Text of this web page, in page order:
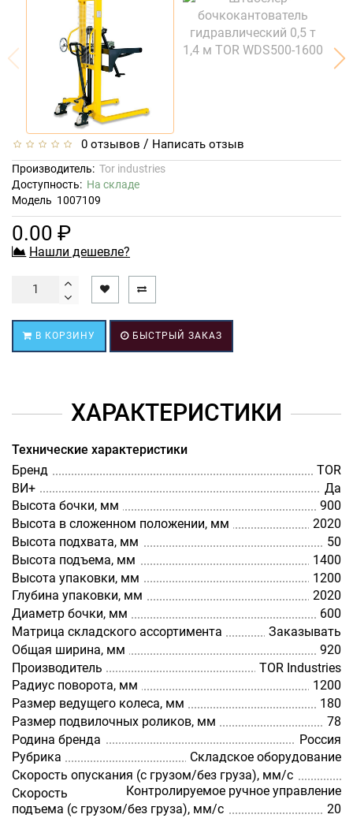
0 отзывов / Написать отзыв
Производитель: Tor industries
Доступность: На складе
Модель 1007109
0.00 ₽
Нашли дешевле?
В КОРЗИНУ БЫСТРЫЙ ЗАКАЗ
ХАРАКТЕРИСТИКИ
Технические характеристики
Бренд
TOR
ВИ+
Да
Высота бочки, мм
900
Высота в сложенном положении, мм
2020
Высота подхвата, мм
50
Высота подъема, мм
1400
Высота упаковки, мм
1200
Глубина упаковки, мм
2020
Диаметр бочки, мм
600
Матрица складского ассортимента
Заказывать
Общая ширина, мм
920
Производитель
TOR Industries
Радиус поворота, мм
1200
Размер ведущего колеса, мм
180
Размер подвилочных роликов, мм
78
Родина бренда
Россия
Рубрика
Складское оборудование
Скорость опускания (с грузом/без груза), мм/с
Контролируемое ручное управление
Скорость
подъема (с грузом/без груза), мм/с
20